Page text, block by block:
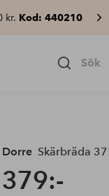
kr. Kod: 440210
Sök
Dorre Skärbräda
379:-